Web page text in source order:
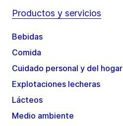
Productos y servicios
Bebidas
Comida
Cuidado personal y del hogar
Explotaciones lecheras
Lácteos
Medio ambiente